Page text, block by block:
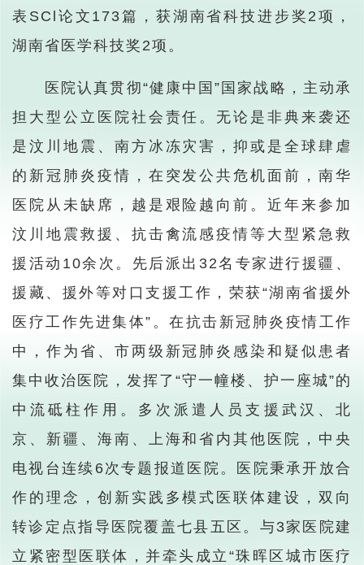
表SCl论文173篇，获湖南省科技进步奖2项，
湖南省医学科技奖2项。
医院认真贯彻“健康中国”国家战略，主动承
担大型公立医院社会责任。无论是非典来袭还
是汶川地震、南方冰冻灾害，抑或是全球肆虐
的新冠肺炎疫情，在突发公共危机面前，南华
医院从未缺席，越是艰险越向前。近年来参加
汶川地震救援、抗击禽流感疫情等大型紧急救
援活动10余次。先后派出32名专家进行援疆、
援藏、援外等对口支援工作，荣获“湖南省援外
医疗工作先进集体”。在抗击新冠肺炎疫情工作
中，作为省、市两级新冠肺炎感染和疑似患者
集中收治医院，发挥了“守一幢楼、护一座城”的
中流砥柱作用。多次派遣人员支援武汉、北
京、新疆、海南、上海和省内其他医院，中央
电视台连续6次专题报道医院。医院秉承开放合
作的理念，创新实践多模式医联体建设，双向
转诊定点指导医院覆盖七县五区。与3家医院建
立紧密型医联体，并牵头成立“珠晖区城市医疗